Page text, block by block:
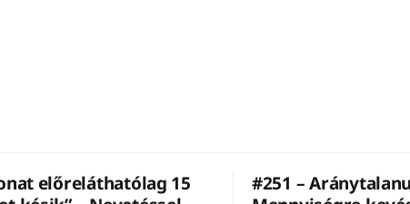
előreláthatólag 15
#251 –